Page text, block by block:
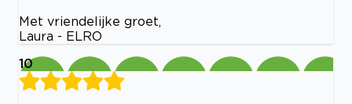
Met vriendelijke groet,
Laura - ELRO
10